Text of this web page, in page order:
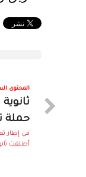
المحتوى
حملة
في إطار
أطلقت